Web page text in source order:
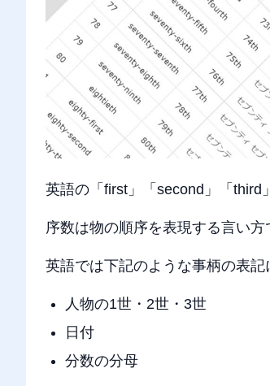
英語の「first」「second」「third
序数は物の順序を表現する言い
英語では下記のような事柄の表記
人物の1世・2世・3世
日付
分数の分母